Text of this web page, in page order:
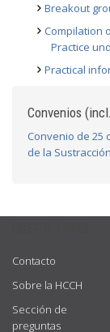
Breakout
Compilation
Practice
Practical
Convenios
Convenio de 25
de la
Contacto
Sobre la HCCH
Sección de
preguntas